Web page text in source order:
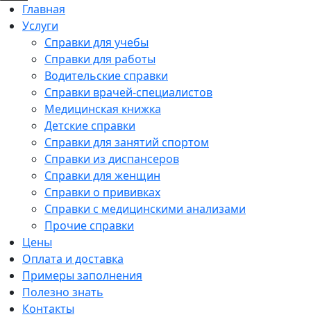
Главная
Услуги
Справки для учебы
Справки для работы
Водительские справки
Справки врачей-специалистов
Медицинская книжка
Детские справки
Справки для занятий спортом
Справки из диспансеров
Справки для женщин
Справки о прививках
Справки с медицинскими анализами
Прочие справки
Цены
Оплата и доставка
Примеры заполнения
Полезно знать
Контакты